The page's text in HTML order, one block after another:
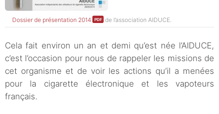
Dossier de présentation 2014 de l’association AIDUCE.
Cela fait environ un an et demi qu’est née l’AIDUCE,
c’est l’occasion pour nous de rappeler les missions de
cet organisme et de voir les actions qu’il a menées
pour la cigarette électronique et les vapoteurs
français.